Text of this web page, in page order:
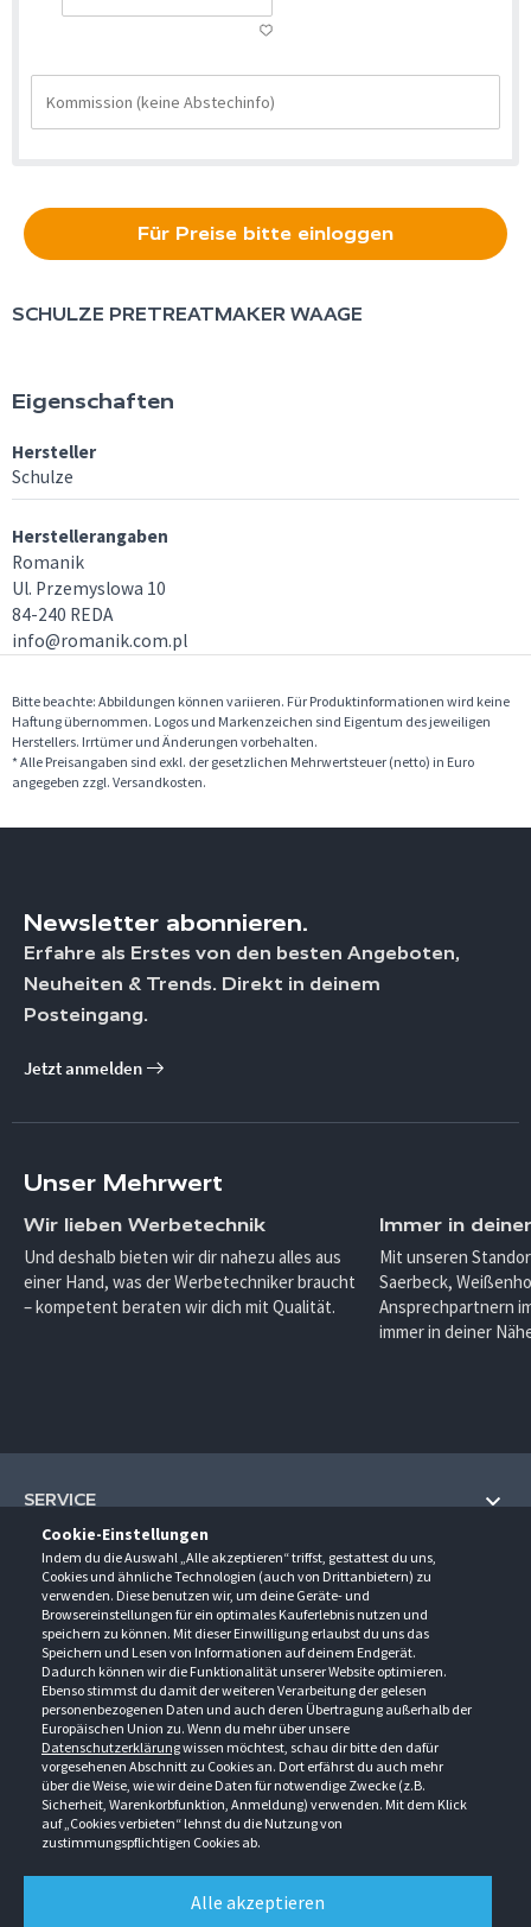
Cookie-Einstellungen
Indem du die Auswahl „Alle akzeptieren“ triffst, gestattest du uns,
Cookies und ähnliche Technologien (auch von Drittanbietern) zu
verwenden. Diese benutzen wir, um deine Geräte- und
Browsereinstellungen für ein optimales Kauferlebnis nutzen und
speichern zu können. Mit dieser Einwilligung erlaubst du uns das
Speichern und Lesen von Informationen auf deinem Endgerät.
Dadurch können wir die Funktionalität unserer Website optimieren.
Ebenso stimmst du damit der weiteren Verarbeitung der gelesen
personenbezogenen Daten und auch deren Übertragung außerhalb der
Europäischen Union zu. Wenn du mehr über unsere
Datenschutzerklärungwissen möchtest, schau dir bitte den dafür
vorgesehenen Abschnitt zu Cookies an. Dort erfährst du auch mehr
über die Weise, wie wir deine Daten für notwendige Zwecke (z.B.
Sicherheit, Warenkorbfunktion, Anmeldung) verwenden. Mit dem Klick
auf „Cookies verbieten“ lehnst du die Nutzung von
zustimmungspflichtigen Cookies ab.
Alle akzeptieren
Für Preise bitte einloggen
SCHULZE PRETREATMAKER WAAGE
Eigenschaften
Hersteller
Schulze
Herstellerangaben
Romanik
Ul. Przemyslowa 10
84-240 REDA
info@romanik.com.pl
Bitte beachte: Abbildungen können variieren. Für Produktinformationen wird keine
Haftung übernommen. Logos und Markenzeichen sind Eigentum des jeweiligen
Herstellers. Irrtümer und Änderungen vorbehalten.
* Alle Preisangaben sind exkl. der gesetzlichen Mehrwertsteuer (netto) in Euro
angegeben zzgl. Versandkosten.
Newsletter abonnieren.
Erfahre als Erstes von den besten Angeboten,
Neuheiten & Trends. Direkt in deinem
Posteingang.
Jetzt anmelden
Unser Mehrwert
Wir lieben Werbetechnik
Und deshalb bieten wir dir nahezu alles aus
einer Hand, was der Werbetechniker braucht
– kompetent beraten wir dich mit Qualität.
Immer in
Mit unseren
Saerbeck,
Ansprechpartnern
immer in deiner
SERVICE
Hilfe und Information
Fragen und Antworten (FAQ)
Kontakt
Newsletter
Events
Downloads
Kataloge
UNTERNEHMEN
Über uns
Anfahrt
Ansprechpartner
Außendienstbesuch
Jobs & Ausbildung
Retouren/Reklamationen
KONTAKT
Gröner-Schulze GmbH
Sarirstraße 5
12529 Schönefeld
Berlin-Schönefeld: +49 30 68 29 54-0
Saerbeck: +49 2574 88750-0
Weißenhorn: +49 731 3982-0
info@groener-schulze.com
ÖFFNUNGSZEITEN
Montag - Donnerstag
9:00 - 17:00
Freitag
9:00 - 15:00
FOLGE UNS
AGB Datenschutzbestimmungen Impressum
Alle Rechte vorbehalten. © Gröner-Schulze GmbH 2026 Verkauf nur an Unternehmer,